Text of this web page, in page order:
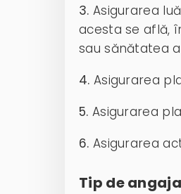
3. Asigurarea
acesta se află,
sau sănătatea
4. Asigurarea
5. Asigurarea
6. Asigurarea
Tip de